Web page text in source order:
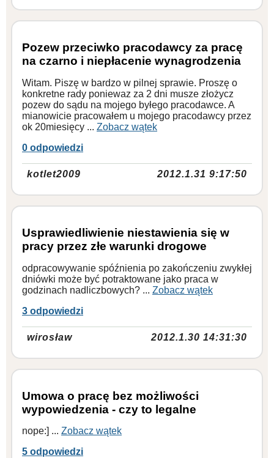
Pozew przeciwko pracodawcy za pracę
na czarno i niepłacenie wynagrodzenia
Witam. Piszę w bardzo w pilnej sprawie. Proszę o
konkretne rady poniewaz za 2 dni musze złożycz
pozew do sądu na mojego byłego pracodawce. A
mianowicie pracowałem u mojego pracodawcy przez
ok 20miesięcy ... Zobacz wątek
0 odpowiedzi
kotlet2009 2012.1.31 9:17:50
Usprawiedliwienie niestawienia się w
pracy przez złe warunki drogowe
odpracowywanie spóźnienia po zakończeniu zwykłej
dniówki może być potraktowane jako praca w
godzinach nadliczbowych? ... Zobacz wątek
3 odpowiedzi
wirosław 2012.1.30 14:31:30
Umowa o pracę bez możliwości
wypowiedzenia - czy to legalne
nope:] ... Zobacz wątek
5 odpowiedzi